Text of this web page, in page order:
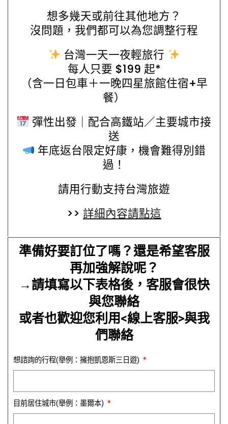
想多幾天或前往其他地方？
沒問題，我們都可以為您調整行程
台灣一天一夜輕旅行
每人只要 $199 起*
（含一日包車＋一晚四星旅館住宿+早
餐）
彈性出發｜配合高鐵站／主要城市接
送
年底返台限定好康，機會難得別錯
過！
請用行動支持台灣旅遊
>> 詳細內容請點這
準備好要訂位了嗎？還是希望客服
再加強解說呢？
→請填寫以下表格後，客服會很快
與您聯絡
或者也歡迎您利用<線上客服>與我
們聯絡
想諮詢的行程(舉例：擁抱凱恩斯三日遊)
目前居住城市(舉例：墨爾本)